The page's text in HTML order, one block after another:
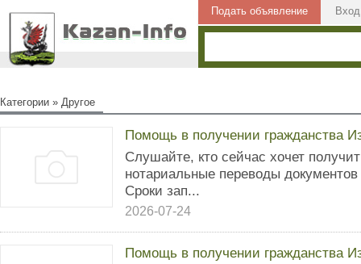
Подать объявление Вход
Категории » Другое
Помощь в получении гражданства
Слушайте, кто сейчас хочет
нотариальные переводы
Сроки зап...
2026-07-24
Помощь в получении гражданства